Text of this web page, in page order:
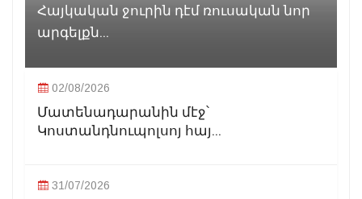
Հայկական ջուրին դէմ ռուսական նոր
արգելքն...
02/08/2026
Մատենադարանին մէջ՝
Կոստանդնուպոլսոյ հայ...
31/07/2026